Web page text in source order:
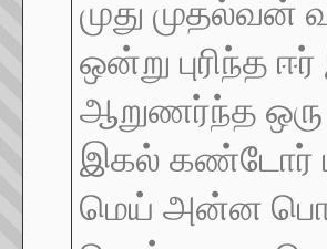
முது முதல்வன்
ஒன்று புரிந்த
ஆறுணர்ந்த ஒரு
இகல் கண்டோர்
மெய் அன்ன